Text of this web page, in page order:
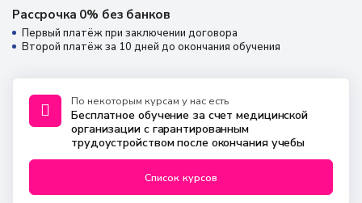
Рассрочка 0% без банков
Первый платёж при заключении договора
Второй платёж за 10 дней до окончания обучения
По некоторым курсам у нас есть
Бесплатное обучение за счет медицинской
организации с гарантированным
трудоустройством после окончания учебы
Список курсов